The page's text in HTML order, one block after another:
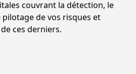
couvrant la détection, le
de vos risques et
ces derniers.